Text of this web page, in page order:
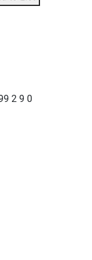
2 9 0